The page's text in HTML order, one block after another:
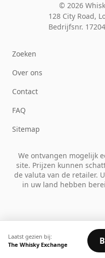
Laatst gezien bij:
The Whisky Exchange
© 2026
128 City Road,
Bedrijfsnr.
Zoeken
Over ons
Contact
FAQ
Sitemap
We ontvangen mogelijk
site. Prijzen kunnen
de valuta van de retailer.
in uw land hebben